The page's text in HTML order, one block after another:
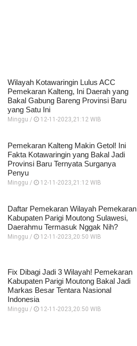
Wilayah Kotawaringin Lulus ACC
Pemekaran Kalteng, Ini Daerah yang
Bakal Gabung Bareng Provinsi Baru
yang Satu Ini
Minggu / 12-11-2023,21:12 WIB
Pemekaran Kalteng Makin Getol! Ini
Fakta Kotawaringin yang Bakal Jadi
Provinsi Baru Ternyata Surganya
Penyu
Minggu / 12-11-2023,21:12 WIB
Daftar Pemekaran Wilayah Pemekaran
Kabupaten Parigi Moutong Sulawesi,
Daerahmu Termasuk Nggak Nih?
Minggu / 12-11-2023,20:50 WIB
Fix Dibagi Jadi 3 Wilayah! Pemekaran
Kabupaten Parigi Moutong Bakal Jadi
Markas Besar Tentara Nasional
Indonesia
Minggu / 12-11-2023,20:50 WIB